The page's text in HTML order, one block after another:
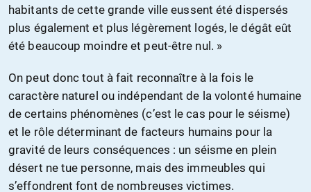
habitants de cette grande ville eussent été dispersés
plus également et plus légèrement logés, le dégât eût
été beaucoup moindre et peut-être nul. »
On peut donc tout à fait reconnaître à la fois le
caractère naturel ou indépendant de la volonté humaine
de certains phénomènes (c’est le cas pour le séisme)
et le rôle déterminant de facteurs humains pour la
gravité de leurs conséquences : un séisme en plein
désert ne tue personne, mais des immeubles qui
s’effondrent font de nombreuses victimes.